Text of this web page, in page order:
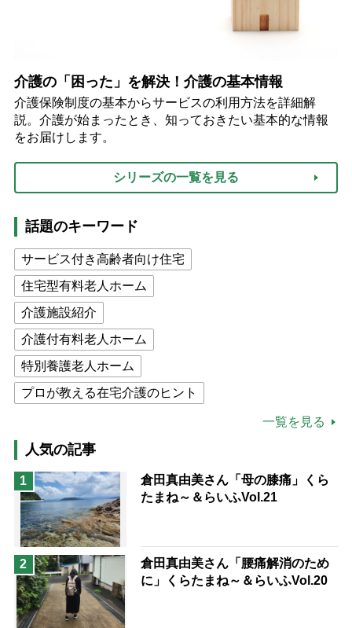
介護の「困った」を解決！介護の基本情報
介護保険制度の基本からサービスの利用方法を詳細解
説。介護が始まったとき、知っておきたい基本的な情報
をお届けします。
シリーズの一覧を見る
話題のキーワード
サービス付き高齢者向け住宅
住宅型有料老人ホーム
介護施設紹介
介護付有料老人ホーム
特別養護老人ホーム
プロが教える在宅介護のヒント
高木ブー
ケアマネジャー
猫が母になつきません
息子の遠距離介護サバイバル術
兄がボケました
予防法
一覧を見る
人気の記事
1
倉田真由美さん「母の膝痛」くら
たまね～＆らいふVol.21
2
倉田真由美さん「腰痛解消のため
に」くらたまね～＆らいふVol.20